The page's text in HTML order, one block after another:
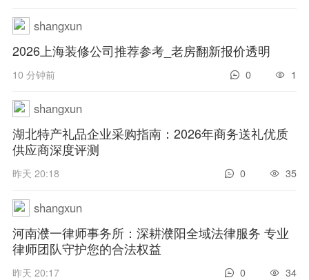
shangxun
2026上海装修公司推荐参考_老房翻新报价透明
10 分钟前 1
0
shangxun
湖北特产礼品企业采购指南：2026年商务送礼优质
供应商深度评测
昨天 20:18 35
0
shangxun
河南濮一律师事务所：深耕濮阳全域法律服务 专业
律师团队守护您的合法权益
昨天 20:17 34
0